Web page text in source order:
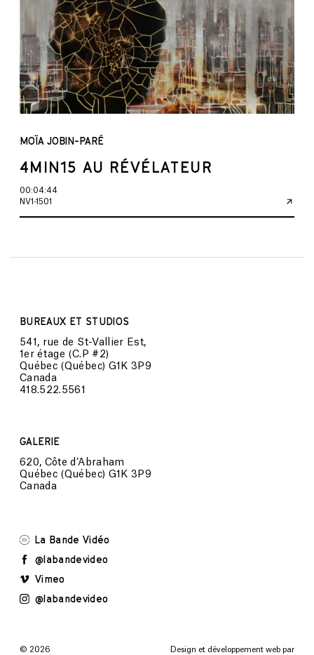
MOÏA JOBIN-PARÉ
4MIN15 AU RÉVÉLATEUR
00:04:44
NV1-1501
BUREAUX ET STUDIOS
541, rue de St-Vallier Est,
1er étage (C.P #2)
Québec (Québec) G1K 3P9
Canada
418.522.5561
GALERIE
620, Côte d’Abraham
Québec (Québec) G1K 3P9
Canada
La Bande Vidéo
@labandevideo
Vimeo
@labandevideo
© 2026 Design et développement web par